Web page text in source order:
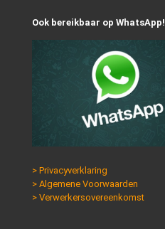
Ook bereikbaar op WhatsApp!
> Privacyverklaring
> Algemene Voorwaarden
> Verwerkersovereenkomst